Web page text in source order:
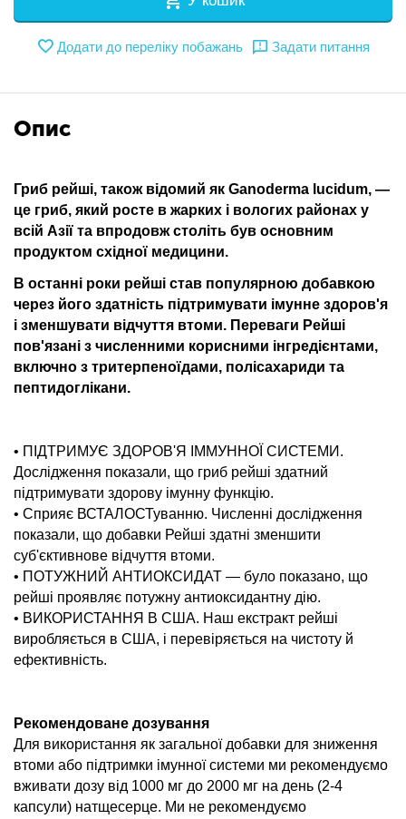
Додати до переліку побажань Задати питання
Опис
Гриб рейші, також відомий як Ganoderma lucidum, —
це гриб, який росте в жарких і вологих районах у
всій Азії та впродовж століть був основним
продуктом східної медицини.
В останні роки рейші став популярною добавкою
через його здатність підтримувати імунне здоров'я
і зменшувати відчуття втоми. Переваги Рейші
пов'язані з численними корисними інгредієнтами,
включно з тритерпеноїдами, полісахариди та
пептидоглікани.
• ПІДТРИМУЄ ЗДОРОВ'Я ІММУННОЇ СИСТЕМИ.
Дослідження показали, що гриб рейші здатний
підтримувати здорову імунну функцію.
• Сприяє ВСТАЛОСТуванню. Численні дослідження
показали, що добавки Рейші здатні зменшити
суб'єктивнове відчуття втоми.
• ПОТУЖНИЙ АНТИОКСИДАТ — було показано, що
рейші проявляє потужну антиоксидантну дію.
• ВИКОРИСТАННЯ В США. Наш екстракт рейші
виробляється в США, і перевіряється на чистоту й
ефективність.
Рекомендоване дозування
Для використання як загальної добавки для зниження
втоми або підтримки імунної системи ми рекомендуємо
вживати дозу від 1000 мг до 2000 мг на день (2-4
капсули) натщесерце. Ми не рекомендуємо